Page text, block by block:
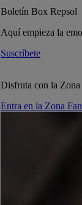
Boletín Box Repsol
Aquí empieza la
Suscríbete
Disfruta con la
Entra en la Zona Fan